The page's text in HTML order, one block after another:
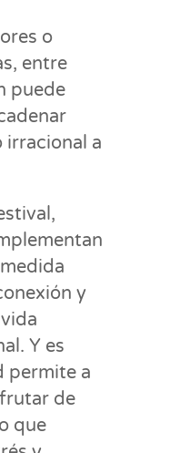
o
entre
puede
irracional a
y
Y es
permite a
de
que